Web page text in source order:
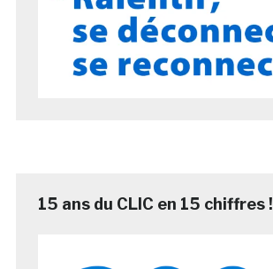
15 ans du CLIC en 15 chiffres !